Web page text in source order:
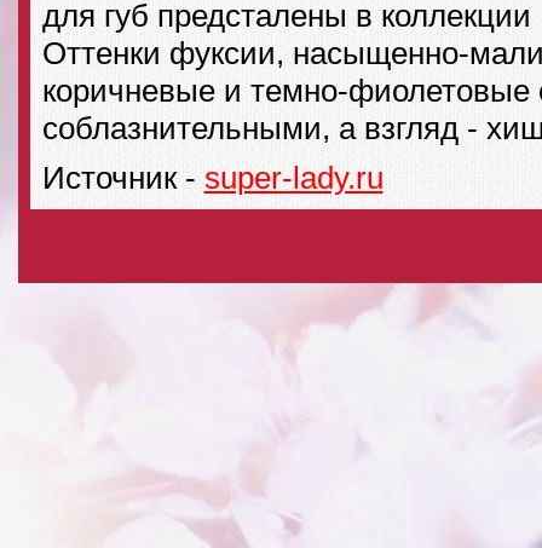
для губ предсталены в
Оттенки фуксии, насыщенно-
коричневые и темно-
соблазнительными, а взгляд -
Источник - super-lady.ru